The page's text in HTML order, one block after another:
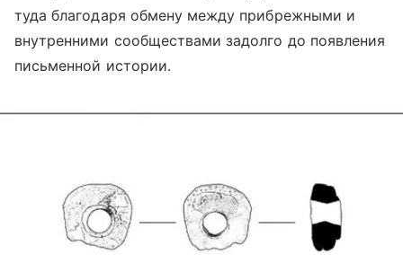
туда благодаря обмену между прибрежными и
внутренними сообществами задолго до появления
письменной истории.